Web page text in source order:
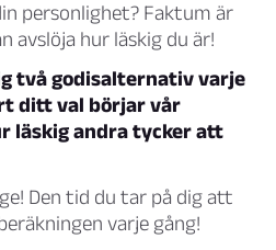
personlighet? Faktum är
avslöja hur läskig du är!
två godisalternativ varje
ditt val börjar vår
läskig andra tycker att
Den tid du tar på dig att
varje gång!